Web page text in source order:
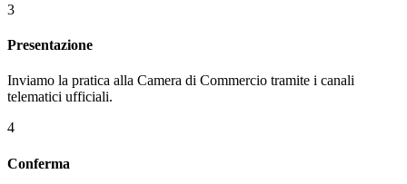
3
Presentazione
Inviamo la pratica alla Camera di Commercio tramite i canali
telematici ufficiali.
4
Conferma